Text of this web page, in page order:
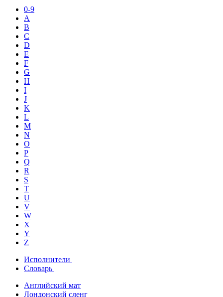
0-9
A
B
C
D
E
F
G
H
I
J
K
L
M
N
O
P
Q
R
S
T
U
V
W
X
Y
Z
Исполнители
Словарь
Английский мат
Лондонский сленг